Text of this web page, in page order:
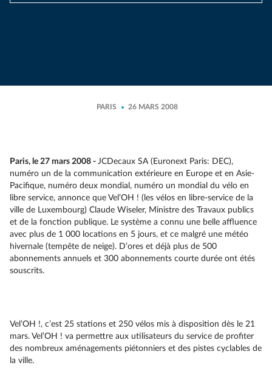
PARIS 26 MARS 2008
Paris, le 27 mars 2008 - JCDecaux SA (Euronext Paris: DEC),
numéro un de la communication extérieure en Europe et en Asie-
Pacifique, numéro deux mondial, numéro un mondial du vélo en
libre service, annonce que Vel’OH ! (les vélos en libre-service de la
ville de Luxembourg) Claude Wiseler, Ministre des Travaux publics
et de la fonction publique. Le système a connu une belle affluence
avec plus de 1 000 locations en 5 jours, et ce malgré une météo
hivernale (tempête de neige). D’ores et déjà plus de 500
abonnements annuels et 300 abonnements courte durée ont étés
souscrits.
Vel’OH !, c’est 25 stations et 250 vélos mis à disposition dès le 21
mars. Vel’OH ! va permettre aux utilisateurs du service de profiter
des nombreux aménagements piétonniers et des pistes cyclables de
la ville.